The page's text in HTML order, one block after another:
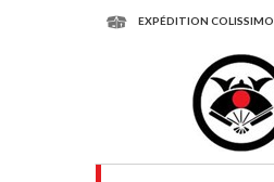
EXPÉDITION COLISSIMO